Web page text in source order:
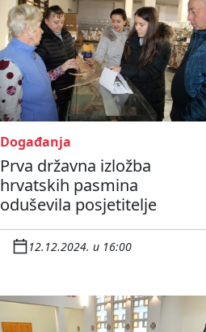
Događanja
Prva državna izložba
hrvatskih pasmina
oduševila posjetitelje
12.12.2024. u 16:00